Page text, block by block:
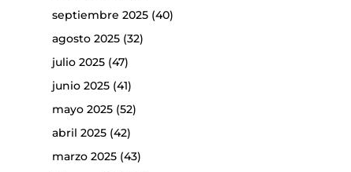
septiembre 2025(40)
agosto 2025(32)
julio 2025(47)
junio 2025(41)
mayo 2025(52)
abril 2025(42)
marzo 2025(43)